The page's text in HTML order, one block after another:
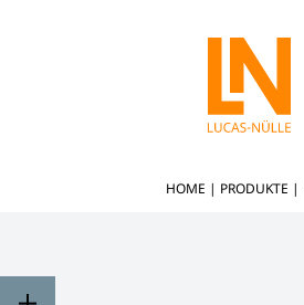
HOME | PRODUKTE |